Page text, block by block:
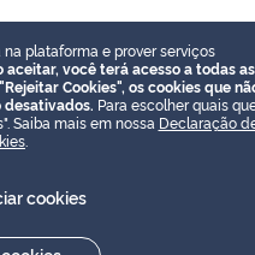
plataforma e prover serviços
aceitar, você terá acesso a todas as
Cookies", os cookies que
Para escolher quais
Saiba mais em nossa Declaração
cookies